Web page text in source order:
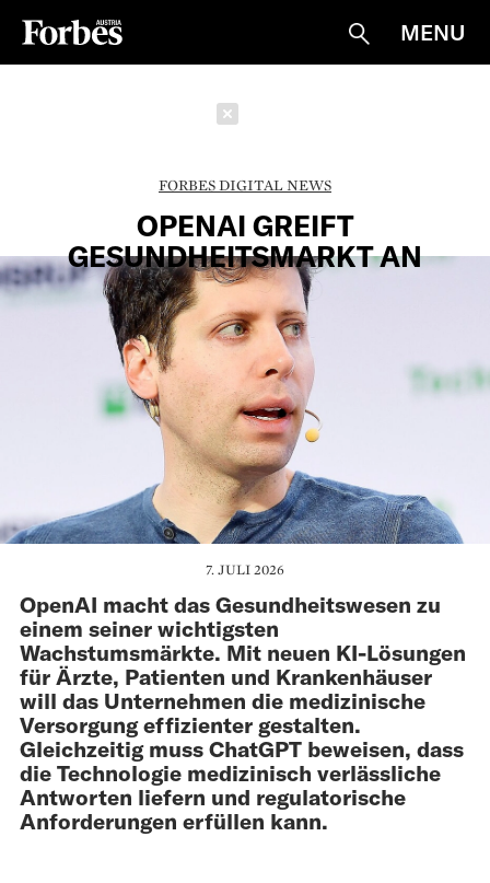
Suche
MENU
FORBES DIGITAL NEWS
OPENAI GREIFT
GESUNDHEITSMARKT AN
7. JULI 2026
OpenAI macht das Gesundheitswesen zu
einem seiner wichtigsten
Wachstumsmärkte. Mit neuen KI-Lösungen
für Ärzte, Patienten und Krankenhäuser
will das Unternehmen die medizinische
Versorgung effizienter gestalten.
Gleichzeitig muss ChatGPT beweisen, dass
die Technologie medizinisch verlässliche
Antworten liefern und regulatorische
Anforderungen erfüllen kann.